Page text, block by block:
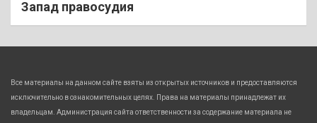
Запад правосудия
Все материалы на данном сайте взяты из открытых источников и предоставляются
исключительно в ознакомительных целях. Права на материалы принадлежат их
владельцам. Администрация сайта ответственности за содержание материала не